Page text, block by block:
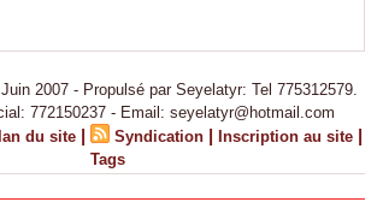
2007 - Propulsé par Seyelatyr: Tel 775312579.
772150237 - Email: seyelatyr@hotmail.com
du site | Syndication | Inscription au site |
Tags